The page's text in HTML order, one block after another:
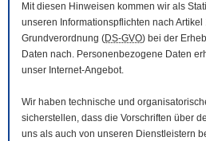
Mit diesen Hinweisen kommen wir als
unseren Informationspflichten nach
Grundverordnung (DS-GVO) bei der
Daten nach. Personenbezogene Daten
unser Internet-Angebot.
Wir haben technische und
sicherstellen, dass die Vorschriften über
uns als auch von unseren Dienstleistern